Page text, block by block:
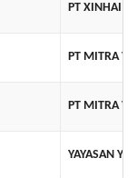
PT XINHAI
PT MITRA
PT MITRA
YAYASAN